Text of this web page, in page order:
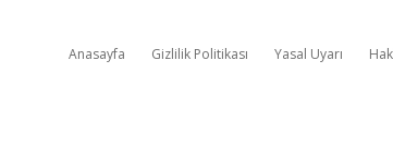
Anasayfa Gizlilik Politikası Yasal Uyarı